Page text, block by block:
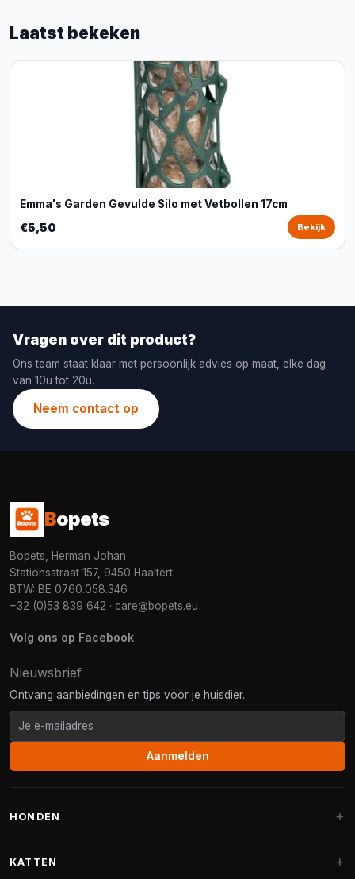
Laatst bekeken
Emma's Garden Gevulde Silo met Vetbollen 17cm
€5,50 Bekijk
Vragen over dit product?
Ons team staat klaar met persoonlijk advies op maat, elke dag
van 10u tot 20u.
Neem contact op
Bopets
Bopets, Herman Johan
Stationsstraat 157, 9450 Haaltert
BTW: BE 0760.058.346
+32 (0)53 839 642 · care@bopets.eu
Volg ons op Facebook
Nieuwsbrief
Ontvang aanbiedingen en tips voor je huisdier.
Aanmelden
HONDEN
KATTEN